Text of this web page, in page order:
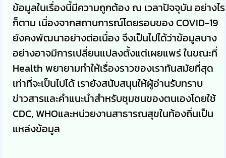
ข้อมูลในเรื่องนี้มีความถูกต้อง ณ เวลาปัจจุบัน อย่างไร
ก็ตาม เนื่องจากสถานการณ์โดยรอบของ COVID-19
ยังคงพัฒนาอย่างต่อเนื่อง จึงเป็นไปได้ว่าข้อมูลบาง
อย่างอาจมีการเปลี่ยนแปลงตั้งแต่เผยแพร่ ในขณะที่
Health พยายามทำให้เรื่องราวของเราทันสมัยที่สุด
เท่าที่จะเป็นไปได้ เรายังสนับสนุนให้ผู้อ่านรับทราบ
ข่าวสารและคำแนะนำสำหรับชุมชนของตนเองโดยใช้
CDC, WHOและหน่วยงานสาธารณสุขในท้องถิ่นเป็น
แหล่งข้อมูล